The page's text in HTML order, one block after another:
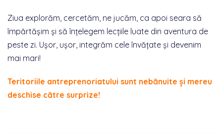
Ziua explorăm, cercetăm, ne jucăm, ca apoi seara să
împărtășim și să înțelegem lecțiile luate din aventura de
peste zi. Ușor, ușor, integrăm cele învățate și devenim
mai mari!
Teritoriile antreprenoriatului sunt nebănuite și mereu
deschise către surprize!